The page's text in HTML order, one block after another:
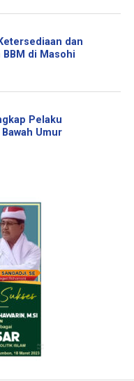
dan
BBM di Masohi
Pelaku
Umur